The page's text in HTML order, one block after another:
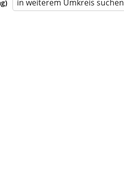
in weiterem Umkreis suchen